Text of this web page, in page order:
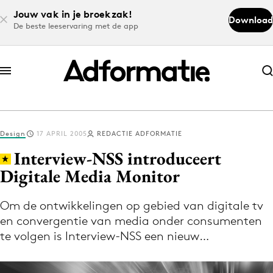
Jouw vak in je broekzak!
De beste leeservaring met de app
Download
Abonneer nu
Abonneer nu
Log in
Volg het laatste nieuws via de Adformatie
Nieuws app
Design 17 APRIL 2005 REDACTIE ADFORMATIE
Interview-NSS introduceert
Digitale Media Monitor
Om de ontwikkelingen op gebied van digitale tv
en convergentie van media onder consumenten
te volgen is Interview-NSS een nieuw…